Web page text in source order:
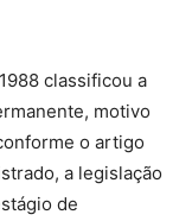
classificou a
motivo
o artigo
a legislação
de